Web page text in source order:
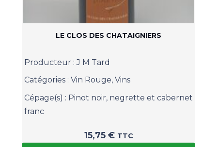
LE CLOS DES CHATAIGNIERS
Producteur :J M Tard
Catégories : Vin Rouge, Vins
Cépage(s) : Pinot noir, negrette et cabernet
franc
15,75 € TTC